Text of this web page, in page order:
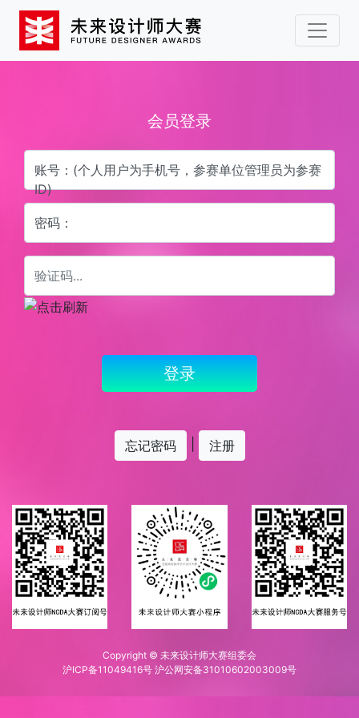
会员登录
账号：(个人用户为手机号，参赛单位管理员为参赛
ID)
密码：
登录
忘记密码 注册
Copyright © 未来设计师大赛组委会
沪ICP备11049416号 沪公网安备31010602003009号